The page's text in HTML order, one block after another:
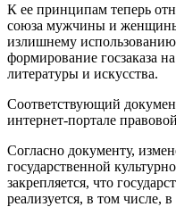
К ее принципам теперь
союза мужчины и
излишнему
формирование госзаказа
литературы и искусства.
Соответствующий
интернет-портале
Согласно документу,
государственной
закрепляется, что
реализуется, в том числе, в